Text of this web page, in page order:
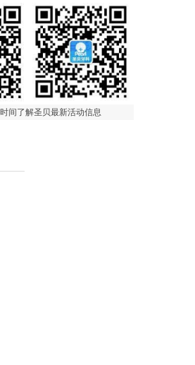
间了解圣贝最新活动信息